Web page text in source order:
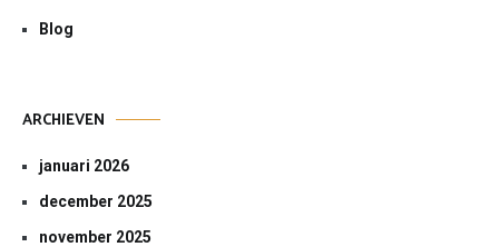
Blog
ARCHIEVEN
januari 2026
december 2025
november 2025